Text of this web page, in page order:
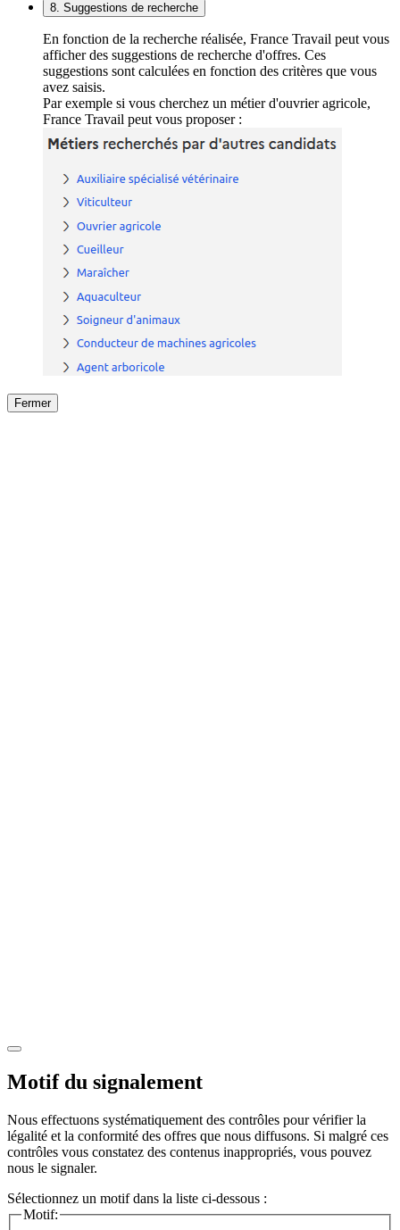
8. Suggestions de recherche
En fonction de la recherche réalisée, France Travail peut vous
afficher des suggestions de recherche d'offres. Ces
suggestions sont calculées en fonction des critères que vous
avez saisis.
Par exemple si vous cherchez un métier d'ouvrier agricole,
France Travail peut vous proposer :
Fermer
Motif du signalement
Nous effectuons systématiquement des contrôles pour vérifier la
légalité et la conformité des offres que nous diffusons. Si malgré ces
contrôles vous constatez des contenus inappropriés, vous pouvez
nous le signaler.
Sélectionnez un motif dans la liste ci-dessous :
Motif: